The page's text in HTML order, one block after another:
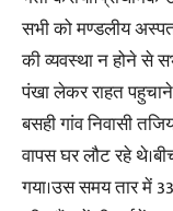
सभी को मण्डलीय
की व्यवस्था न होने से
पंखा लेकर राहत
बसही गांव निवासी
वापस घर लौट रहे
गया।उस समय तार में